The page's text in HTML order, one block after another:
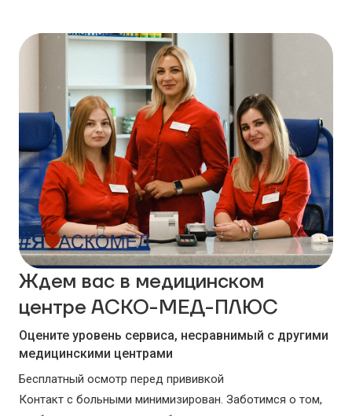
Ждем вас в медицинском
центре АСКО-МЕД-ПЛЮС
Оцените уровень сервиса, несравнимый с другими
медицинскими центрами
Бесплатный осмотр перед прививкой
Контакт с больными минимизирован. Заботимся о том,